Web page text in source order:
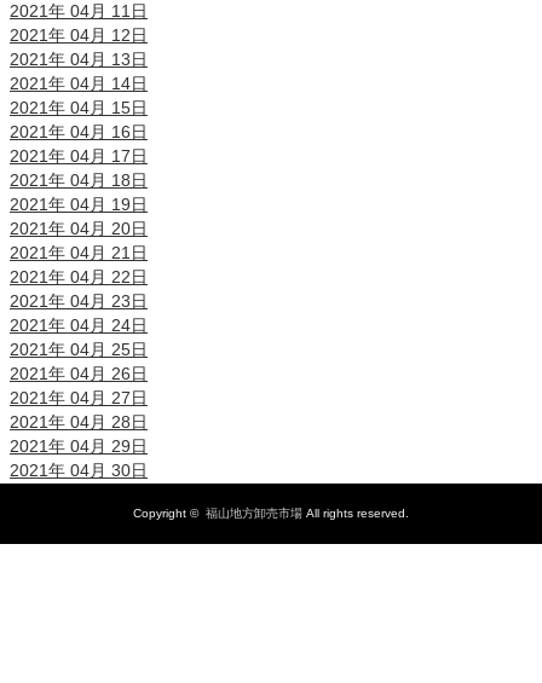
2021年 04月 11日
2021年 04月 12日
2021年 04月 13日
2021年 04月 14日
2021年 04月 15日
2021年 04月 16日
2021年 04月 17日
2021年 04月 18日
2021年 04月 19日
2021年 04月 20日
2021年 04月 21日
2021年 04月 22日
2021年 04月 23日
2021年 04月 24日
2021年 04月 25日
2021年 04月 26日
2021年 04月 27日
2021年 04月 28日
2021年 04月 29日
2021年 04月 30日
Copyright © 福山地方卸売市場 All rights reserved.